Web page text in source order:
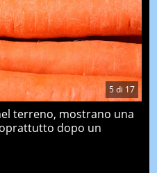
5di 17
terreno, mostrano una
dopo un